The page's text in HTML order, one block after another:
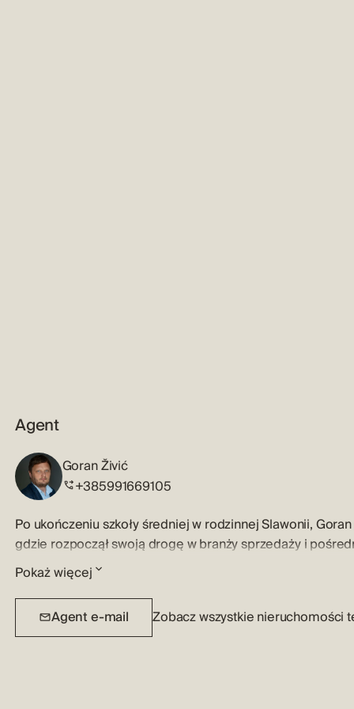
Agent
Goran Živić
+385991669105
Po ukończeniu szkoły średniej w rodzinnej Slawonii,
gdzie rozpoczął swoją drogę w branży sprzedaży i
trwa już ponad 20 lat.
W ciągu tych wszystkich lat, pełnych pięknych chwil,
które przerodziły się w przyjaźnie, praca ta stała się
Pokaż więcej
Agent e-mail Zobacz wszystkie nieruchomości